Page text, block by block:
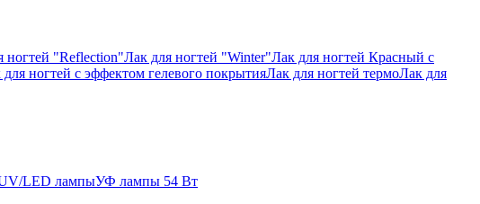
ногтей "Reflection"Лак для ногтей "Winter"Лак для ногтей Красный с
ногтей с эффектом гелевого покрытияЛак для ногтей термоЛак для
LED лампыУФ лампы 54 Вт